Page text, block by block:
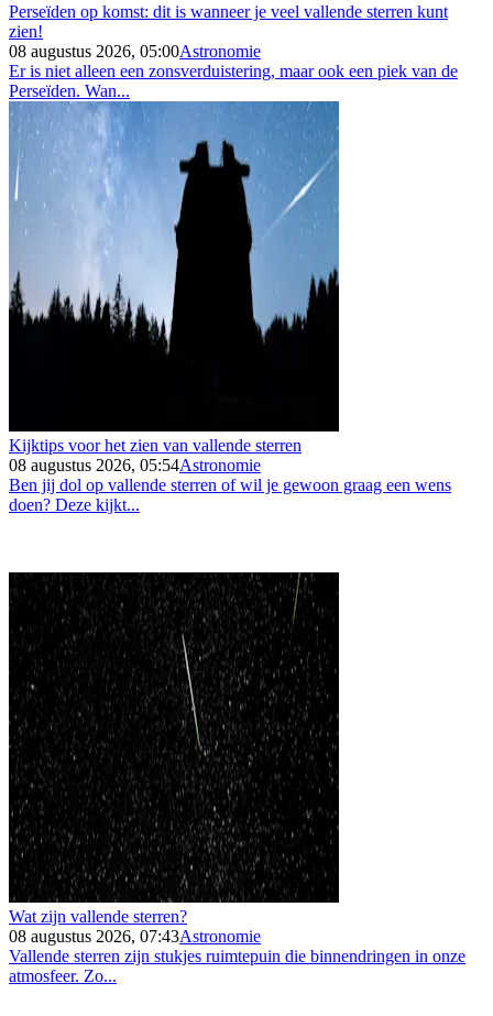
Perseïden op komst: dit is wanneer je veel vallende sterren kunt
zien!
08 augustus 2026, 05:00Astronomie
Er is niet alleen een zonsverduistering, maar ook een piek van de
Perseïden. Wan...
Kijktips voor het zien van vallende sterren
08 augustus 2026, 05:54Astronomie
Ben jij dol op vallende sterren of wil je gewoon graag een wens
doen? Deze kijkt...
Wat zijn vallende sterren?
08 augustus 2026, 07:43Astronomie
Vallende sterren zijn stukjes ruimtepuin die binnendringen in onze
atmosfeer. Zo...